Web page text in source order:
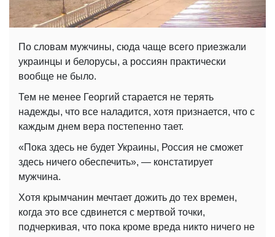
По словам мужчины, сюда чаще всего приезжали
украинцы и белорусы, а россиян практически
вообще не было.
Тем не менее Георгий старается не терять
надежды, что все наладится, хотя признается, что с
каждым днем вера постепенно тает.
«Пока здесь не будет Украины, Россия не сможет
здесь ничего обеспечить», — констатирует
мужчина.
Хотя крымчанин мечтает дожить до тех времен,
когда это все сдвинется с мертвой точки,
подчеркивая, что пока кроме вреда никто ничего не